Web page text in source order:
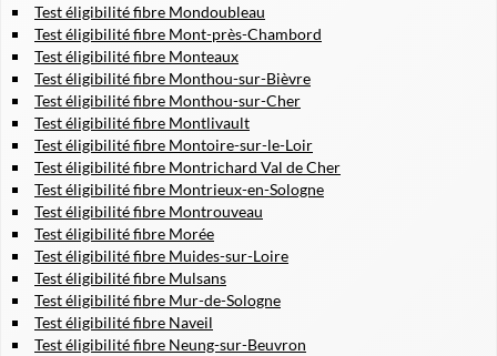
Test éligibilité fibre Mondoubleau
Test éligibilité fibre Mont-près-Chambord
Test éligibilité fibre Monteaux
Test éligibilité fibre Monthou-sur-Bièvre
Test éligibilité fibre Monthou-sur-Cher
Test éligibilité fibre Montlivault
Test éligibilité fibre Montoire-sur-le-Loir
Test éligibilité fibre Montrichard Val de Cher
Test éligibilité fibre Montrieux-en-Sologne
Test éligibilité fibre Montrouveau
Test éligibilité fibre Morée
Test éligibilité fibre Muides-sur-Loire
Test éligibilité fibre Mulsans
Test éligibilité fibre Mur-de-Sologne
Test éligibilité fibre Naveil
Test éligibilité fibre Neung-sur-Beuvron